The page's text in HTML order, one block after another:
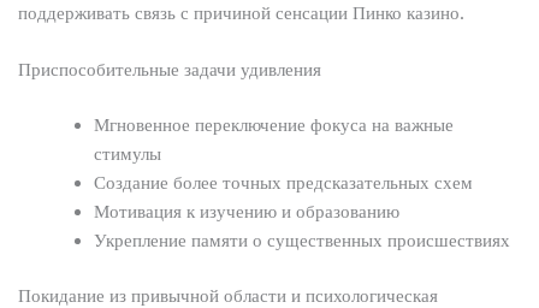
поддерживать связь с причиной сенсации Пинко казино.
Приспособительные задачи удивления
Мгновенное переключение фокуса на важные
стимулы
Создание более точных предсказательных схем
Мотивация к изучению и образованию
Укрепление памяти о существенных происшествиях
Покидание из привычной области и психологическая